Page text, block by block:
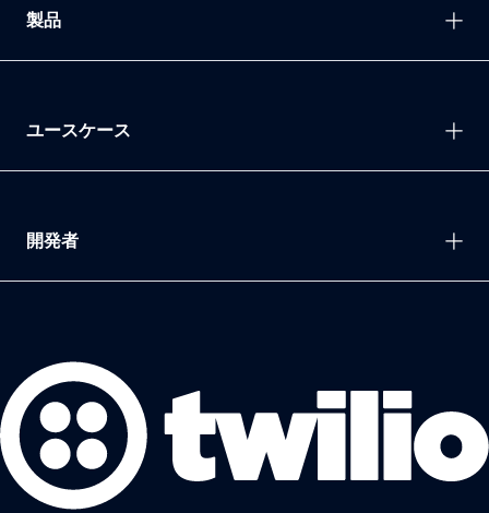
製品
ユースケース
開発者